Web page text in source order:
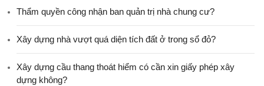
Thẩm quyền công nhận ban quản trị nhà chung cư?
Xây dựng nhà vượt quá diện tích đất ở trong sổ đỏ?
Xây dựng cầu thang thoát hiểm có cần xin giấy phép xây
dựng không?